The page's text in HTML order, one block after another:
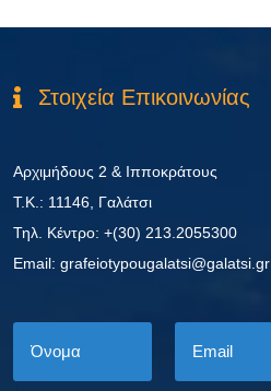
Στοιχεία Επικοινωνίας
Αρχιμήδους 2 & Ιπποκράτους
Τ.Κ.: 11146, Γαλάτσι
Τηλ. Κέντρο: +(30) 213.2055300
Εmail: grafeiotypougalatsi@galatsi.gr